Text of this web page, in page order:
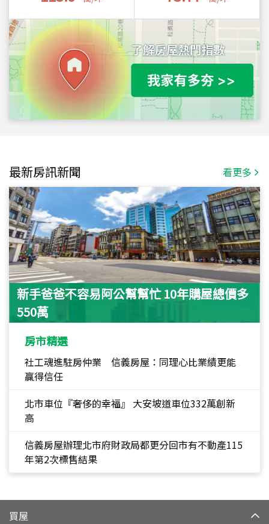
最新房訊新聞 看更多
新手爸爸不容易阿公幫幫忙 10年購屋總價多
550萬
房市精選
社工魂進駐房仲業 信義房屋：同理心比業績更能
贏得信任
北市車位『奢侈的幸福』 大安坡道車位332萬創新
高
信義房屋辦理北市府財政局都更分回市有不動產115
年第2次標售結果
買屋